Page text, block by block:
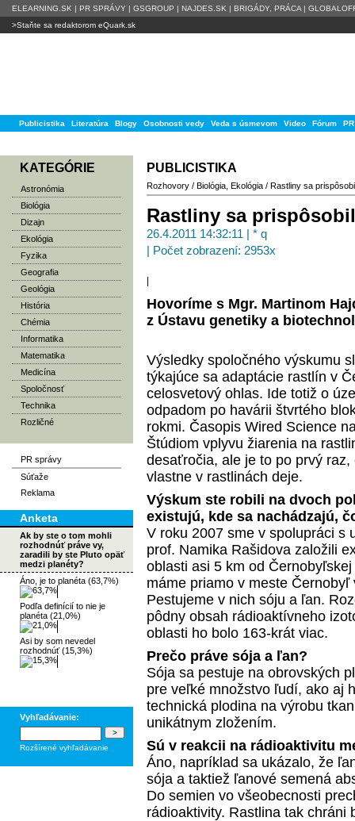
ELEARNING.SK | PR SPRÁVY | GSGROUP | NAJDES.SK | BRIGÁDY, PRÁCA |
>Staňte sa redaktorom eQuark.sk
Publicistika Literatúra Blogy Osobnosti vedy Veda s úsmevom Video Fórum
KATEGÓRIE
Astronómia
Biológia
Dizajn
Ekológia
Fyzika
Geografia
Geológia
História
Chémia
Informatika
Matematika
Medicína
Spoločnosť
Technika
Rozličné
PR správy
Súťaže
Reklama
Anketa
Ak by ste o tom mohli
rozhodnúť práve vy,
zaradili by ste Pluto opäť
medzi planéty?
Áno, je to planéta (63,7%)
Podľa definícií to nie je
planéta (21,0%)
Asi by som nevedel
rozhodnúť (15,3%)
Vyhľadávanie:
Rozšírené vyhľadávanie
PUBLICISTIKA
Rozhovory / Biológia Ekológia / Rastliny sa
Rastliny sa
26.4.2011 14:32:11 | * q
| Počet zobrazení: 2953x
Hovoríme s Mgr. Martinom
z Ústavu genetiky a
Výsledky spoločného výskumu
týkajúce sa adaptácie rastlín v
celosvetový ohlas. Ide totiž o
odpadom po havárii štvrtého
rokmi. Časopis Wired Science
Štúdiom vplyvu žiarenia na
desaťročia, ale je to po prvý
vlastne v rastlinách deje.
Výskum ste robili na dvoch
existujú, kde sa nachádzajú,
V roku 2007 sme v spolupráci s
prof. Namika Rašidova založili
oblasti asi 5 km od
máme priamo v meste
Pestujeme v nich sóju a ľan.
pôdny obsah rádioaktívneho
oblasti ho bolo 163-krát viac.
Prečo práve sója a ľan?
Sója sa pestuje na obrovských
pre veľké množstvo ľudí, ako aj
technická plodina na výrobu
unikátnym zložením.
Sú v reakcii na rádioaktivitu
Áno, napríklad sa ukázalo, že
sója a taktiež ľanové semená
Do semien vo všeobecnosti
rádioaktivity. Rastlina tak chráni